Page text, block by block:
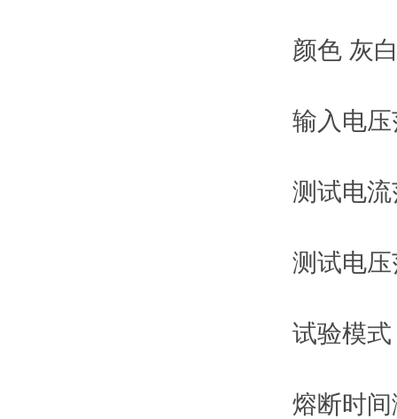
颜色 灰
输入电
测试电
测试电
试验模
熔断时